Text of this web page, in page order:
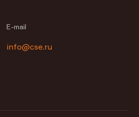
E-mail
info@cse.ru